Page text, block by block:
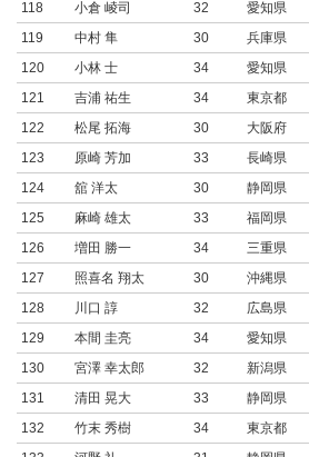
118
小倉 崚司 32 愛知県
119
中村 隼 30 兵庫県
120
小林 士 34 愛知県
121
吉浦 祐生 34 東京都
122
松尾 拓海 30 大阪府
123
原崎 芳加 33 長崎県
124
舘 洋太 30 静岡県
125
麻崎 雄太 33 福岡県
126
増田 勝一 34 三重県
127
照喜名 翔太 30 沖縄県
128
川口 諄 32 広島県
129
本間 圭亮 34 愛知県
130
宮澤 幸太郎 32 新潟県
131
清田 晃大 33 静岡県
132
竹末 秀樹 34 東京都